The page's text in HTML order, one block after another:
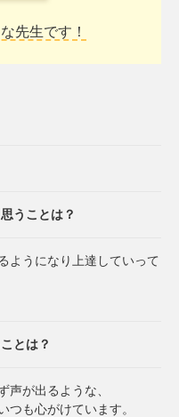
先生です！
うことは？
ようになり上達していって
とは？
声が出るような、
つも心がけています。